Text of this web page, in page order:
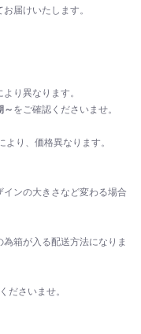
届けいたします。
り異なります。
～ をご確認くださいませ。
り、価格異なります。
ンの大きさなど変わる場合
箱が入る配送方法になりま
ださいませ。